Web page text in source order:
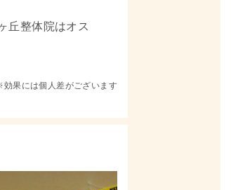
丘整体院はオス
果には個人差がございます